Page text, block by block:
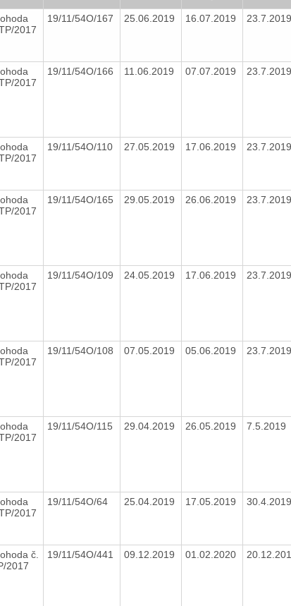
2017
19/11/54O/167 25.06.2019 16.07.2019
2017
19/11/54O/166 11.06.2019 07.07.2019
2017
19/11/54O/110 27.05.2019 17.06.2019
2017
19/11/54O/165 29.05.2019 26.06.2019
2017
19/11/54O/109 24.05.2019 17.06.2019
2017
19/11/54O/108 07.05.2019 05.06.2019
2017
19/11/54O/115 29.04.2019 26.05.2019 7.5.2019
2017
19/11/54O/64 25.04.2019 17.05.2019
č.
2017
19/11/54O/441 09.12.2019 01.02.2020